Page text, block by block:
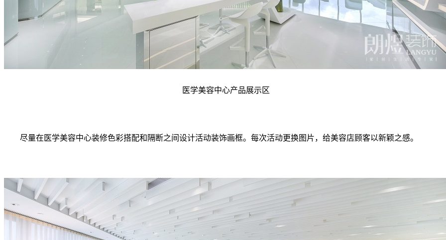
医学美容中心产品展示区
尽量在医学美容中心装修色彩搭配和隔断之间设计活动装饰画框。每次活动更换图片，给美容店顾客以新颖之感。